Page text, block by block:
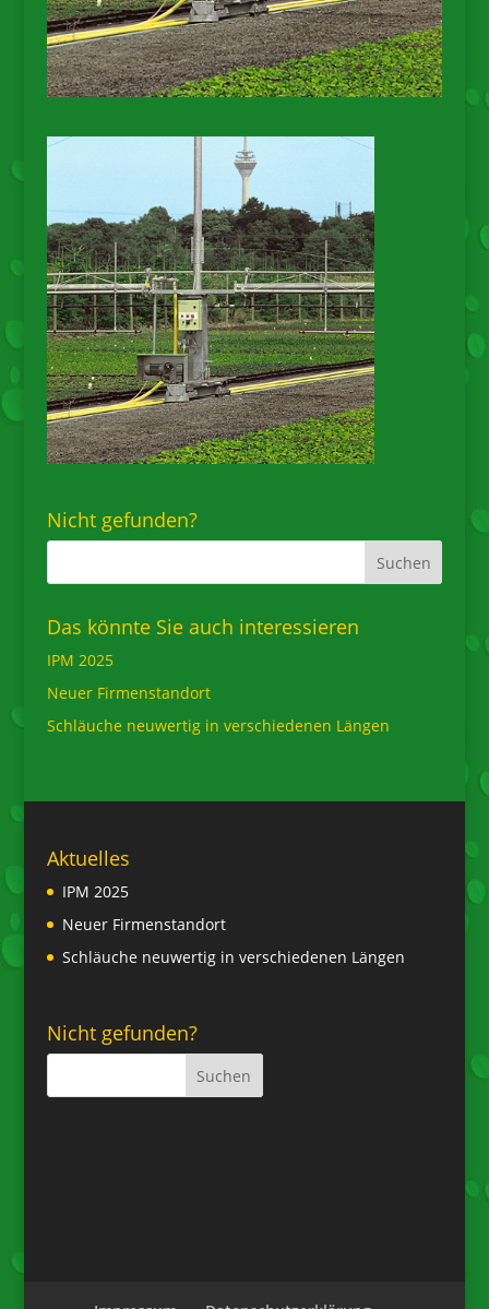
Nicht gefunden?
Das könnte Sie auch interessieren
IPM 2025
Neuer Firmenstandort
Schläuche neuwertig in verschiedenen Längen
Aktuelles
IPM 2025
Neuer Firmenstandort
Schläuche neuwertig in verschiedenen Längen
Nicht gefunden?